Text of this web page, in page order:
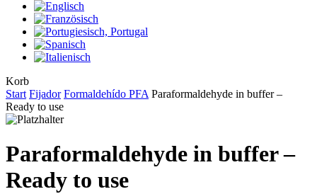
KorbClose
Cart
Start Fijador Formaldehído PFA Paraformaldehyde in buffer –
Ready to use
Paraformaldehyde in buffer –
Ready to use